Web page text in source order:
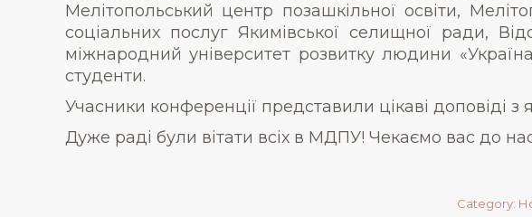
Мелітопольський центр позашкільної освіти,
соціальних послуг Якимівської селищної ради,
міжнародний університет розвитку людини
студенти.
Учасники конференції представили цікаві доповіді
Дуже раді були вітати всіх в МДПУ! Чекаємо вас до
Category: